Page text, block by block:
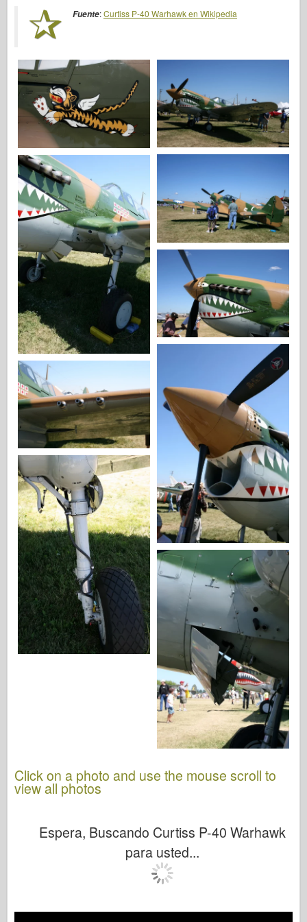
Leyenda
Tamiya
Tristar
Trompetista
Zvezda
Álbumes-Fotos
Caminar alrededor
Libros
Dvds
Contacto
le Journal
Los kits
Fuente:Curtiss P-40 Warhawk en Wikipedia
Click on a photo and use the mouse scroll to
view all photos
Espera, Buscando Curtiss P-40 Warhawk
para usted...